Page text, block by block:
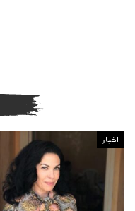
اخبار